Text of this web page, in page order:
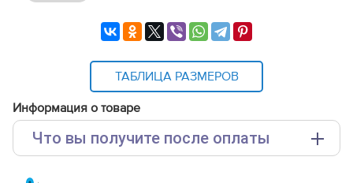
ТАБЛИЦА РАЗМЕРОВ
Информация о товаре
Что вы получите после оплаты